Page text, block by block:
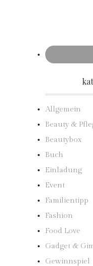
Allgemein
Beauty &
Beautybox
Buch
Einladung
Event
Familientipp
Fashion
Food Love
Gadget &
Gewinnspiel